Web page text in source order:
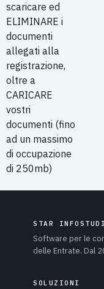
scaricare ed
ELIMINARE i
documenti
allegati alla
registrazione,
oltre a
CARICARE
vostri
documenti (fino
ad un massimo
di occupazione
di 250mb)
STAR
Software per le
delle Entrate. Dal
SOLUZIONI